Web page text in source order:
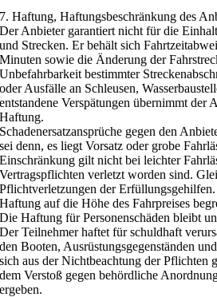
7. Haftung, Haftungsbeschränkung des
Der Anbieter garantiert nicht für die
und Strecken. Er behält sich
Minuten sowie die Änderung der
Unbefahrbarkeit bestimmter
oder Ausfälle an Schleusen,
entstandene Verspätungen übernimmt der
Haftung.
Schadenersatzansprüche gegen den
sei denn, es liegt Vorsatz oder grobe
Einschränkung gilt nicht bei leichter
Vertragspflichten verletzt worden sind.
Pflichtverletzungen der
Haftung auf die Höhe des Fahrpreises
Die Haftung für Personenschäden bleibt
Der Teilnehmer haftet für schuldhaft
den Booten, Ausrüstungsgegenständen
sich aus der Nichtbeachtung der Pflichten
dem Verstoß gegen behördliche
ergeben.